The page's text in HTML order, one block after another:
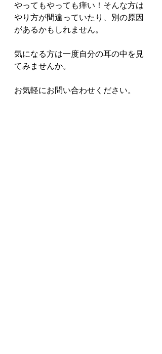
やってもやっても痒い！そんな方は
やり方が間違っていたり、別の原因
があるかもしれません。
気になる方は一度自分の耳の中を見
てみませんか。
お気軽にお問い合わせください。